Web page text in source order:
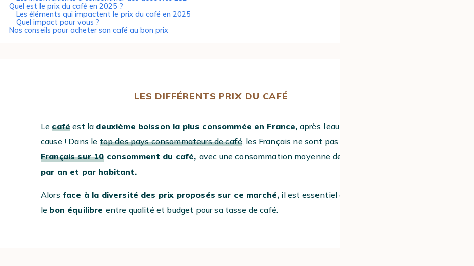
Quel est le prix du café en 2025 ?
Les éléments qui impactent le prix du café en 2025
Quel impact pour vous ?
Nos conseils pour acheter son café au bon prix
LES DIFFÉRENTS PRIX DU CAFÉ
Lecafé est la deuxième boisson la plus consommée en France, après l’eau. Et pour
cause ! Dans le top des pays consommateurs de café, les Français ne sont pas en reste :
Français sur 10 consomment du café, avec une consommation moyenne de
par an et par habitant.
Alors face à la diversité des prix proposés sur ce marché, il est essentiel de trouver
le bon équilibre entre qualité et budget pour sa tasse de café.